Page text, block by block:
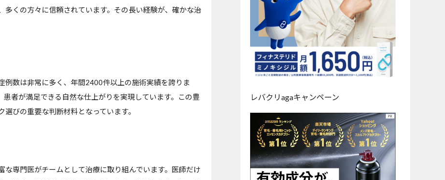
くの方々に信頼されています。その長い経験が、確かな治
例数は非常に多く、年間2400件以上の施術実績を誇りま
者が満足できる自然な仕上がりを実現しています。この豊
びの重要な判断材料となっています。
専門医がチームとして治療に取り組んでいます。医師だけ
レバクリagaキャンペーン